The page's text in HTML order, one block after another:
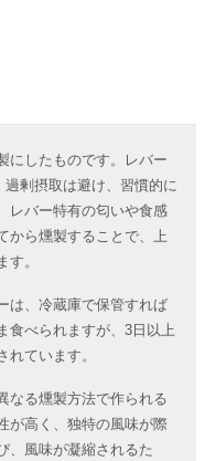
にしたものです。レバー
剰摂取は避け、習慣的に
レバー特有の匂いや食感
から燻製することで、上
。
は、冷蔵庫で保管すれば
食べられますが、3日以上
ています。
なる燻製方法で作られる
が高く、独特の風味が際
、風味が凝縮されるた